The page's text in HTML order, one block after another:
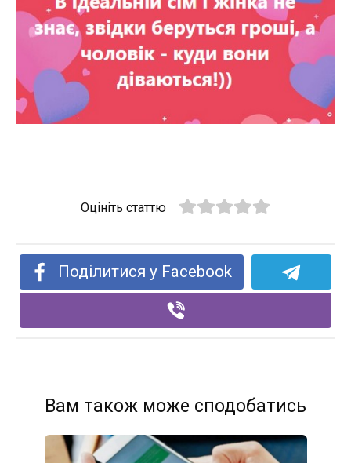
Оцініть статтю
Поділитися у Facebook
Вам також може сподобатись